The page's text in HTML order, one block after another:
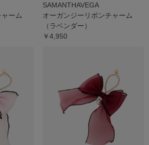
ーム
SAMANTHAVEGA
オーガンジーリボンチャーム
（ラベンダー）
￥4,950